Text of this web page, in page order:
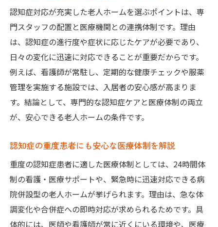
認知症対応が充実した老人ホームを選ぶポイントは、専
門スタッフの配置と医療機関との連携体制です。理由
は、認知症の進行度や症状に応じたケアが必要であり、
日々の変化に迅速に対応できることが重要だからです。
例えば、看護師が常駐し、定期的な健康チェックや服薬
管理を実施する施設では、入居者の安心感が高まりま
す。結論として、専門的な認知症ケアと医療体制の両立
が、安心できる老人ホームの条件です。
認知症の重度患者にも安心な医療体制を解説
重度の認知症患者に適した医療体制としては、24時間体
制の看護・医療サポートや、緊急時に迅速対応できる病
院併設型の老人ホームが挙げられます。理由は、急な体
調変化や合併症への即時対応が求められるためです。具
体的には、医師や看護師が常に近くにいる環境や、医療